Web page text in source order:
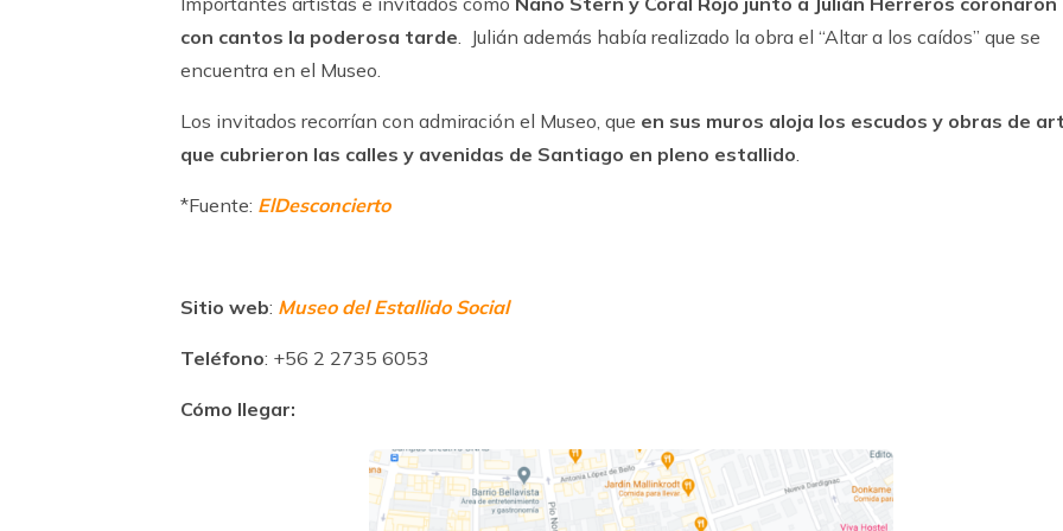
con cantos la poderosa tarde. Julián además había realizado la obra el “Altar a los caídos” que se
encuentra en el Museo.
Los invitados recorrían con admiración el Museo, que en sus muros aloja los escudos y obras de
que cubrieron las calles y avenidas de Santiago en pleno estallido.
*Fuente: ElDesconcierto
Sitio web: Museo del Estallido Social
Teléfono: +56 2 2735 6053
Cómo llegar: